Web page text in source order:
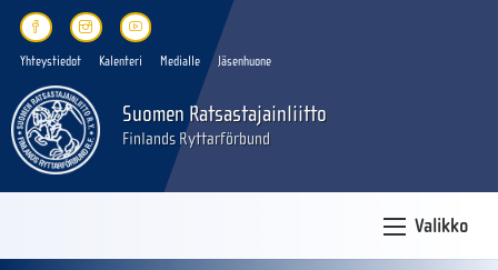
Yhteystiedot Kalenteri Medialle Jäsenhuone
Suomen Ratsastajainliitto
Finlands Ryttarförbund
Valikko